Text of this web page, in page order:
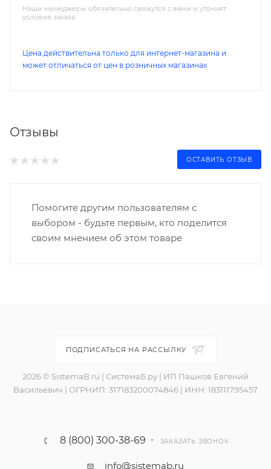
Наши менеджеры обязательно свяжутся с вами и уточнят
условия заказа
Цена действительна только для интернет-магазина и
может отличаться от цен в розничных магазинах
Отзывы
ОСТАВИТЬ ОТЗЫВ
Помогите другим пользователям с
выбором - будьте первым, кто поделится
своим мнением об этом товаре
ПОДПИСАТЬСЯ НА РАССЫЛКУ
2026 © SistemaB.ru | СистемаБ.ру | ИП Пашков Евгений
Васильевич | ОГРНИП: 317183200074846 | ИНН: 183111795457
8 (800) 300-38-69 ЗАКАЗАТЬ ЗВОНОК
info@sistemab.ru